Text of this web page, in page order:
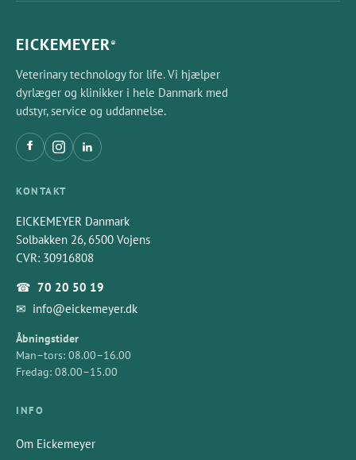
EICKEMEYER®
Veterinary technology for life. Vi hjælper
dyrlæger og klinikker i hele Danmark med
udstyr, service og uddannelse.
KONTAKT
EICKEMEYER Danmark
Solbakken 26, 6500 Vojens
CVR: 30916808
☎ 70 20 50 19
✉ info@eickemeyer.dk
Åbningstider
Man–tors: 08.00–16.00
Fredag: 08.00–15.00
INFO
Om Eickemeyer